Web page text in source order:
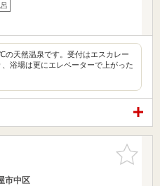
の天然温泉です。受付はエスカレー
浴場は更にエレベーターで上がった
お気に入
りに追加
市中区